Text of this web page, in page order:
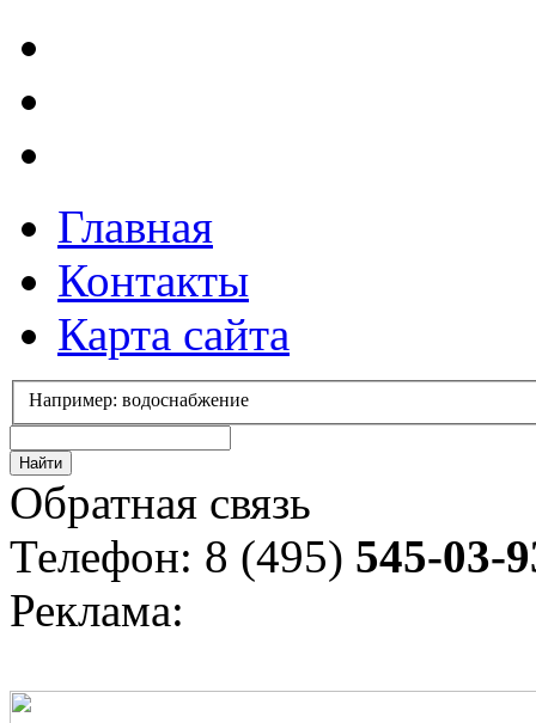
Главная
Контакты
Карта сайта
Например: водоснабжение
Обратная связь
Телефон: 8 (495) 545-03-
Реклама: